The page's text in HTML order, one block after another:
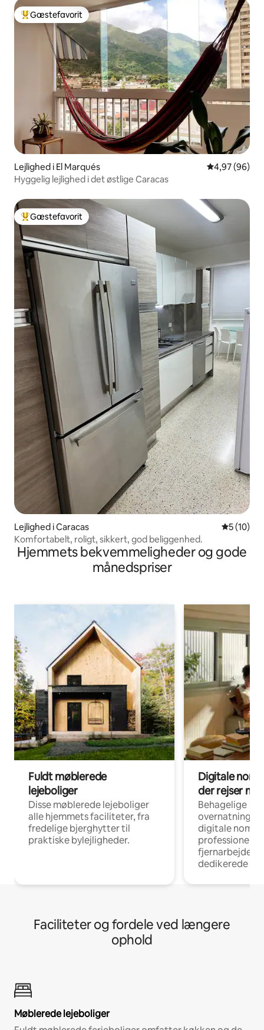
Bedste gæstefavorit
Gæstefavorit
Lejlighed i El Marqués 4,97 ud af 5 i
4,97 (96)
Hyggelig lejlighed i det østlige Caracas
Bedste gæstefavorit
Gæstefavorit
Lejlighed i Caracas 5 ud af 5 i
5 (10)
Komfortabelt, roligt, sikkert, god beliggenhed.
Hjemmets bekvemmeligheder og gode
månedspriser
Fuldt møblerede
lejeboliger
Disse møblerede lejeboliger
alle hjemmets faciliteter, fra
fredelige bjerghytter til
praktiske bylejligheder.
Digitale
der rejser
Behagelige
digitale
professionelle
fjernarbejde,
dedikerede
Faciliteter og fordele ved længere
ophold
Møblerede lejeboliger